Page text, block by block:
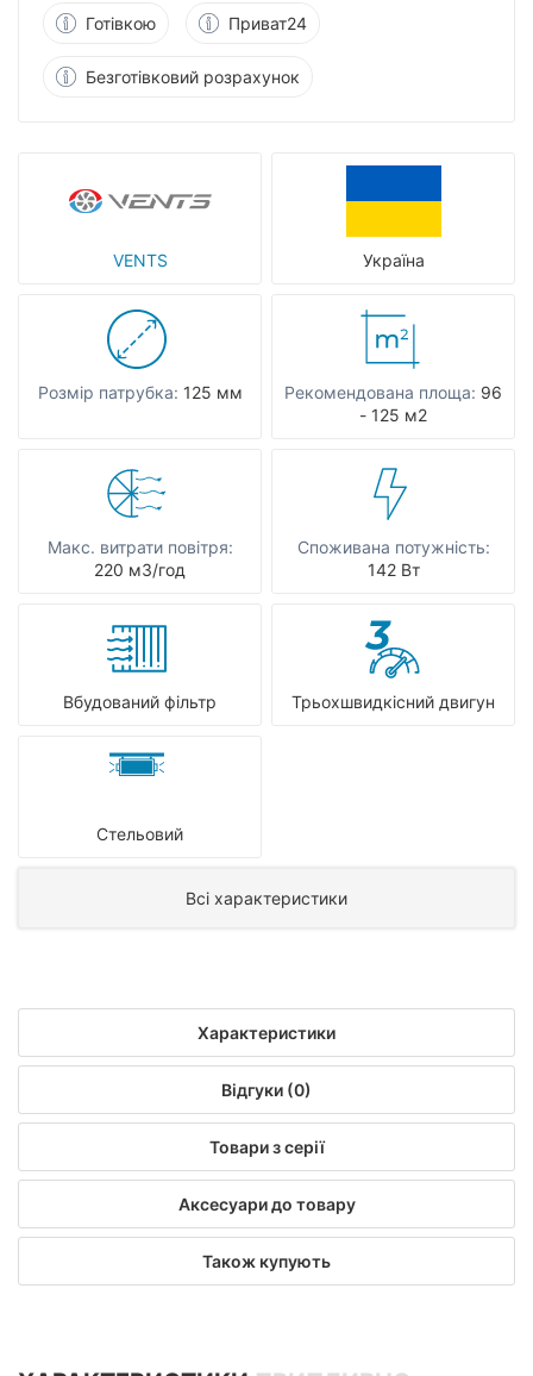
VENTS Україна
Розмір патрубка: 125 мм Рекомендована площа: 96
- 125 м2
Макс. витрати повітря:
220 мЗ/год
Споживана потужність:
142 Вт
Вбудований фільтр Трьохшвидкісний двигун
Стельовий
Всі характеристики
Готівкою Приват24
Безготівковий розрахунок
Характеристики
Відгуки (0)
Товари з серії
Аксесуари до товару
Також купують